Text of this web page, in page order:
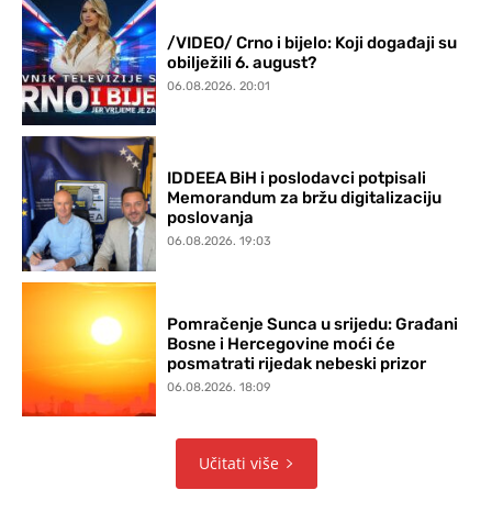
/VIDEO/ Crno i bijelo: Koji događaji su
obilježili 6. august?
06.08.2026. 20:01
IDDEEA BiH i poslodavci potpisali
Memorandum za bržu digitalizaciju
poslovanja
06.08.2026. 19:03
Pomračenje Sunca u srijedu: Građani
Bosne i Hercegovine moći će
posmatrati rijedak nebeski prizor
06.08.2026. 18:09
Učitati više